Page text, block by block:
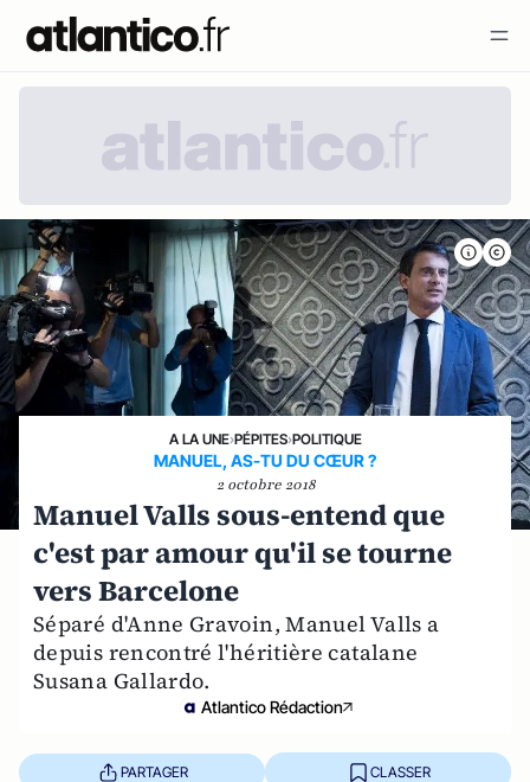
A LA UNE›PÉPITES›POLITIQUE
MANUEL, AS-TU DU CŒUR ?
2 octobre 2018
Manuel Valls sous-entend que
c'est par amour qu'il se tourne
vers Barcelone
Séparé d'Anne Gravoin, Manuel Valls a
depuis rencontré l'héritière catalane
Susana Gallardo.
Atlantico Rédaction
PARTAGER CLASSER